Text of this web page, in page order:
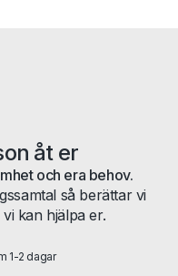
åt er
och era behov.
så berättar vi
kan hjälpa er.
1-2 dagar